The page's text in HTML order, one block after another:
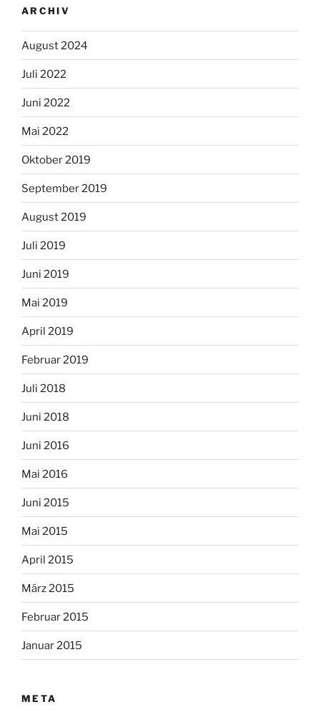
ARCHIV
August 2024
Juli 2022
Juni 2022
Mai 2022
Oktober 2019
September 2019
August 2019
Juli 2019
Juni 2019
Mai 2019
April 2019
Februar 2019
Juli 2018
Juni 2018
Juni 2016
Mai 2016
Juni 2015
Mai 2015
April 2015
März 2015
Februar 2015
Januar 2015
META